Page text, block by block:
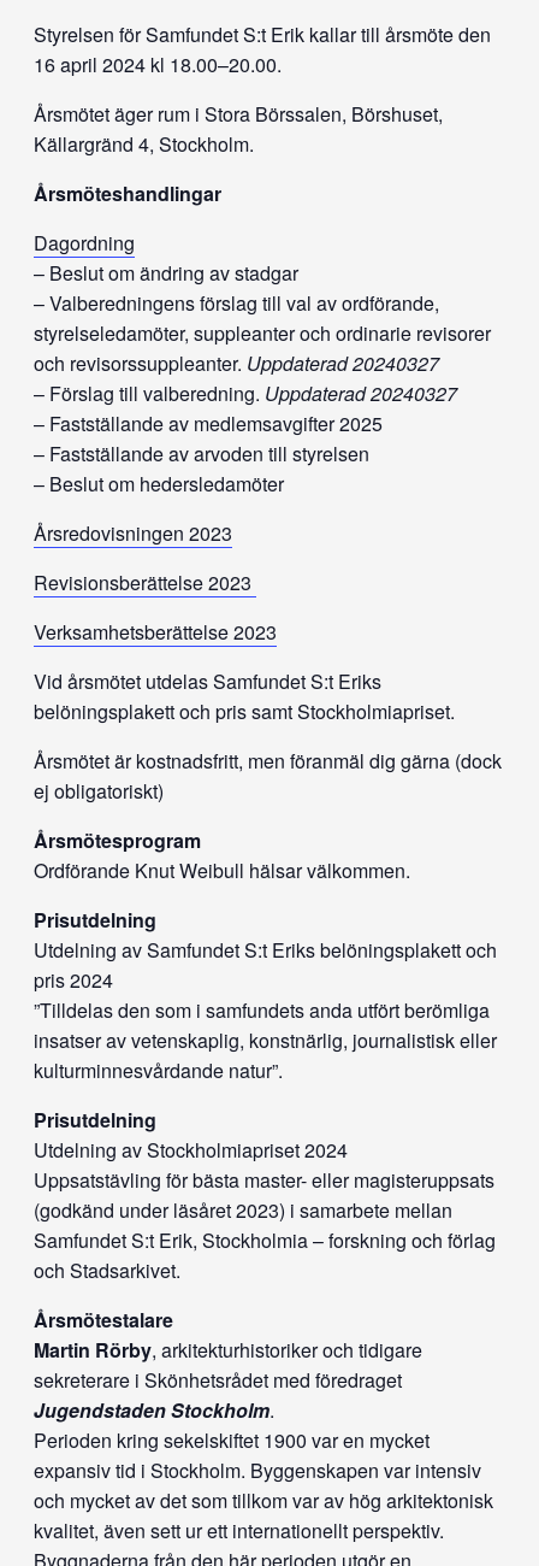
Styrelsen för Samfundet S:t Erik kallar till årsmöte den
16 april 2024 kl 18.00–20.00.
Årsmötet äger rum i Stora Börssalen, Börshuset,
Källargränd 4, Stockholm.
Årsmöteshandlingar
Dagordning
– Beslut om ändring av stadgar
– Valberedningens förslag till val av ordförande,
styrelseledamöter, suppleanter och ordinarie revisorer
och revisorssuppleanter. Uppdaterad 20240327
– Förslag till valberedning. Uppdaterad 20240327
– Fastställande av medlemsavgifter 2025
– Fastställande av arvoden till styrelsen
– Beslut om hedersledamöter
Årsredovisningen 2023
Revisionsberättelse 2023
Verksamhetsberättelse 2023
Vid årsmötet utdelas Samfundet S:t Eriks
belöningsplakett och pris samt Stockholmiapriset.
Årsmötet är kostnadsfritt, men föranmäl dig gärna (dock
ej obligatoriskt)
Årsmötesprogram
Ordförande Knut Weibull hälsar välkommen.
Prisutdelning
Utdelning av Samfundet S:t Eriks belöningsplakett och
pris 2024
”Tilldelas den som i samfundets anda utfört berömliga
insatser av vetenskaplig, konstnärlig, journalistisk eller
kulturminnesvårdande natur”.
Prisutdelning
Utdelning av Stockholmiapriset 2024
Uppsatstävling för bästa master- eller magisteruppsats
(godkänd under läsåret 2023) i samarbete mellan
Samfundet S:t Erik, Stockholmia – forskning och förlag
och Stadsarkivet.
Årsmötestalare
Martin Rörby, arkitekturhistoriker och tidigare
sekreterare i Skönhetsrådet med föredraget
Jugendstaden Stockholm.
Perioden kring sekelskiftet 1900 var en mycket
expansiv tid i Stockholm. Byggenskapen var intensiv
och mycket av det som tillkom var av hög arkitektonisk
kvalitet, även sett ur ett internationellt perspektiv.
Byggnaderna från den här perioden utgör en